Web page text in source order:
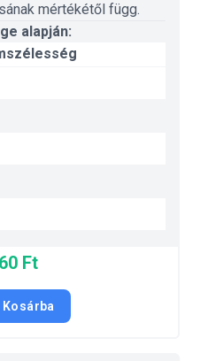
mértékétől függ.
alapján:
Ft
Kosárba